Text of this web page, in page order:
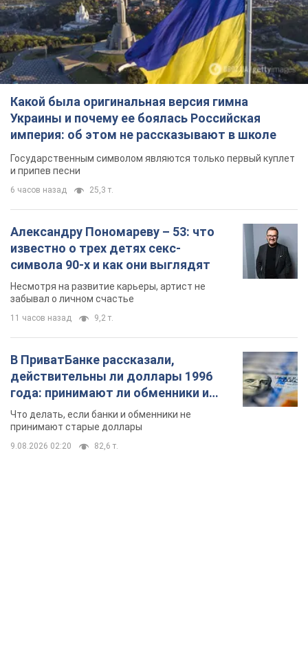
Какой была оригинальная версия гимна
Украины и почему ее боялась Российская
империя: об этом не рассказывают в школе
Государственным символом являются только первый куплет
и припев песни
6 часов назад 25,3 т.
Александру Пономареву – 53: что
известно о трех детях секс-
символа 90-х и как они выглядят
Несмотря на развитие карьеры, артист не
забывал о личном счастье
11 часов назад 9,2 т.
В ПриватБанке рассказали,
действительны ли доллары 1996
года: принимают ли обменники и
банки такие купюры
Что делать, если банки и обменники не
принимают старые доллары
9.08.2026 02:20 82,6 т.